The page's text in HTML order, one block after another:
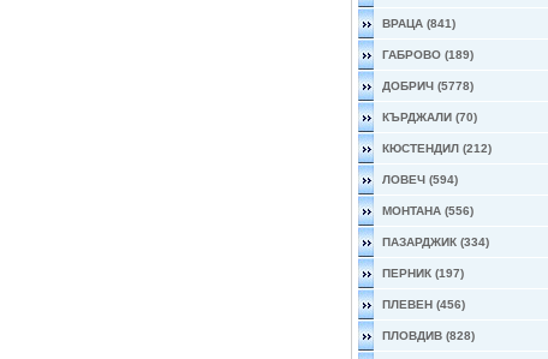
ВРАЦА (841)
ГАБРОВО (189)
ДОБРИЧ (5778)
КЪРДЖАЛИ (70)
КЮСТЕНДИЛ (212)
ЛОВЕЧ (594)
МОНТАНА (556)
ПАЗАРДЖИК (334)
ПЕРНИК (197)
ПЛЕВЕН (456)
ПЛОВДИВ (828)